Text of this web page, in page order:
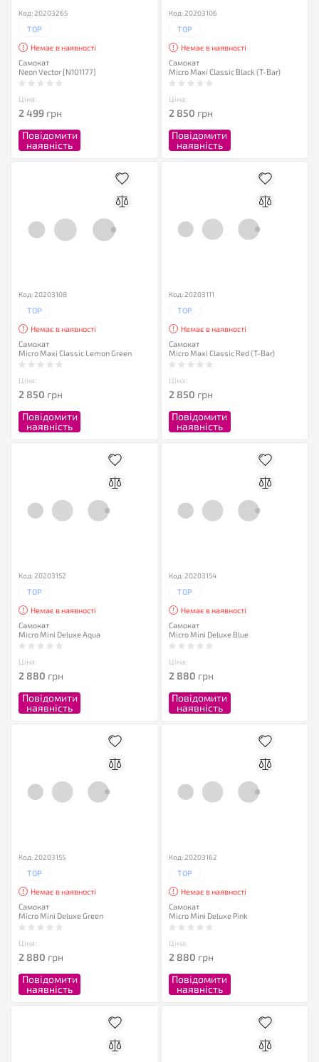
Код: 20203265
TOP
Немає в наявності
Самокат
Neon Vector [N101177]
Ціна:
2 499 грн
Повідомити
наявність
Код: 20203106
TOP
Немає в наявності
Самокат
Micro Maxi Classic Black (T-Bar)
Ціна:
2 850 грн
Повідомити
наявність
Код: 20203108
TOP
Немає в наявності
Самокат
Micro Maxi Classic Lemon Green
Ціна:
2 850 грн
Повідомити
наявність
Код: 20203111
TOP
Немає в наявності
Самокат
Micro Maxi Classic Red (T-Bar)
Ціна:
2 850 грн
Повідомити
наявність
Код: 20203152
TOP
Немає в наявності
Самокат
Micro Mini Deluxe Aqua
Ціна:
2 880 грн
Повідомити
наявність
Код: 20203154
TOP
Немає в наявності
Самокат
Micro Mini Deluxe Blue
Ціна:
2 880 грн
Повідомити
наявність
Код: 20203155
TOP
Немає в наявності
Самокат
Micro Mini Deluxe Green
Ціна:
2 880 грн
Повідомити
наявність
Код: 20203162
TOP
Немає в наявності
Самокат
Micro Mini Deluxe Pink
Ціна:
2 880 грн
Повідомити
наявність